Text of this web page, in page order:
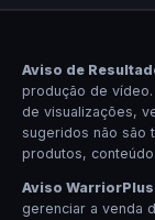
Aviso de
produção de
de visualizações,
sugeridos não são
produtos,
Aviso
gerenciar a venda